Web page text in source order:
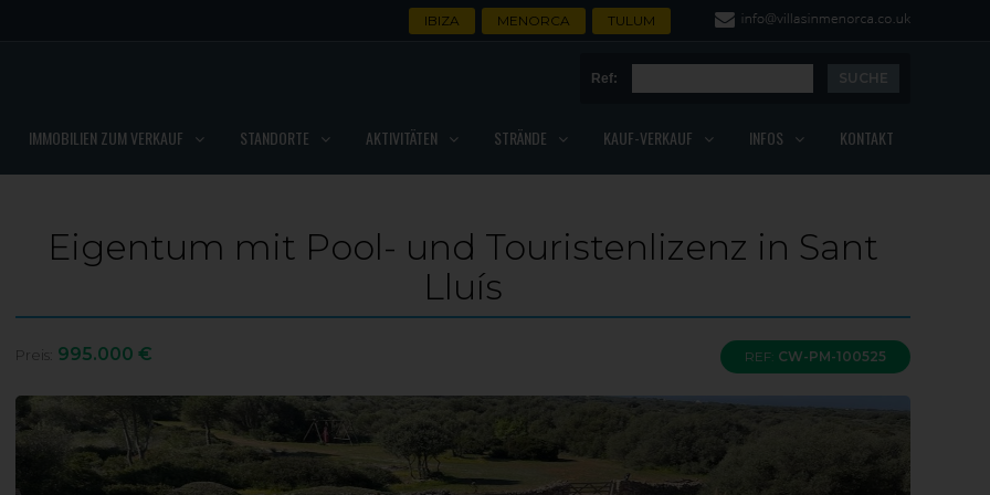
IBIZA MENORCA TULUM
Ref:
IMMOBILIEN ZUM VERKAUF STANDORTE AKTIVITÄTEN STRÄNDE KAUF-VERKAUF INFOS KONTAKT
Eigentum mit Pool- und Touristenlizenz in Sant
Lluís
Preis: 995.000 € REF: CW-PM-100525